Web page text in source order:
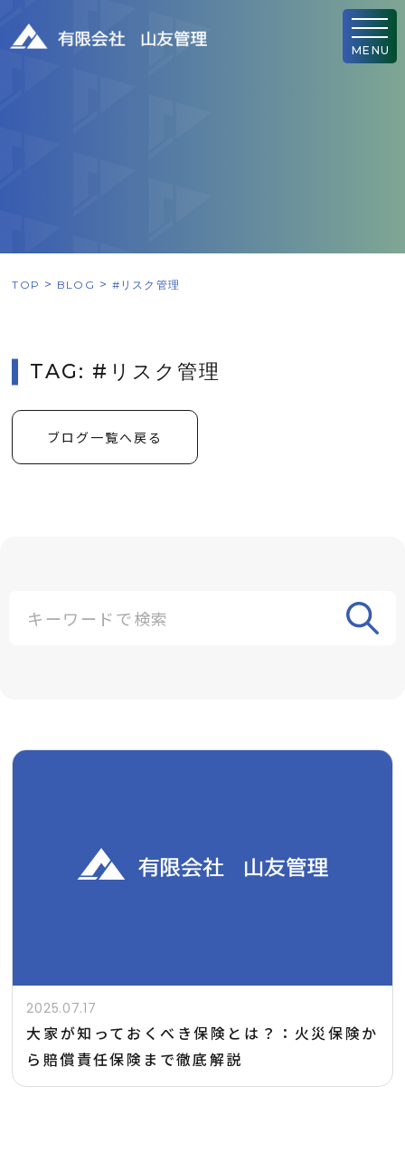
MENU
TOP BLOG #リスク管理
TAG: #リスク管理
ブログ一覧へ戻る
2025.07.17
大家が知っておくべき保険とは？：火災保険か
ら賠償責任保険まで徹底解説